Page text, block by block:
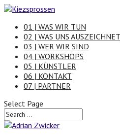
01 | WAS WIR TUN
02 | WAS UNS AUSZEICHNET
03 | WER WIR SIND
04 | WORKSHOPS
05 | KÜNSTLER
06 | KONTAKT
07 | PARTNER
Select Page